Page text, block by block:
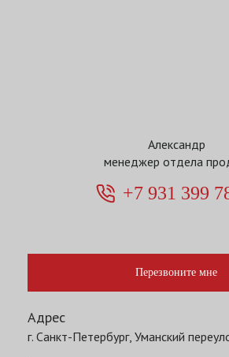
Александр
менеджер отдела
+7 931 399
Перезвоните мне
Адрес
г. Санкт-Петербург, Уманский